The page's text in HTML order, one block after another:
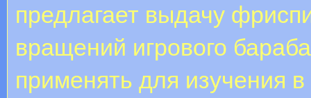
предлагает выдачу
вращений игрового
применять для изучения